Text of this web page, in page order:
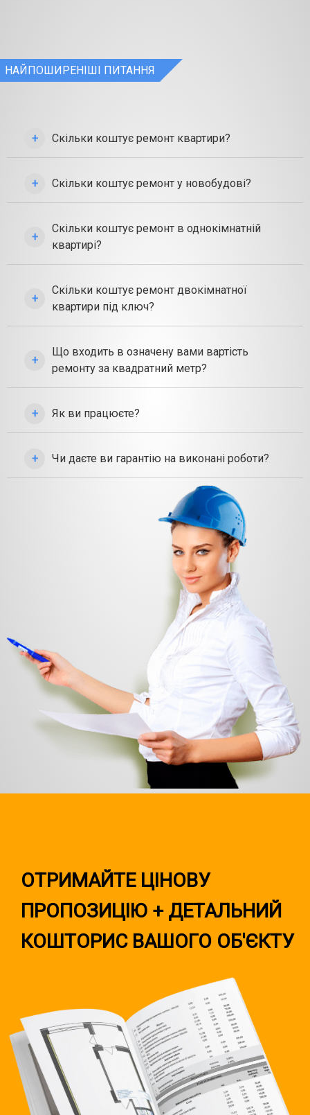
НАЙПОШИРЕНІШІ ПИТАННЯ
Скільки коштує ремонт квартири?
Скільки коштує ремонт у новобудові?
Скільки коштує ремонт в однокімнатній
квартирі?
Скільки коштує ремонт двокімнатної
квартири під ключ?
Що входить в означену вами вартість
ремонту за квадратний метр?
Як ви працюєте?
Чи даєте ви гарантію на виконані роботи?
ОТРИМАЙТЕ ЦІНОВУ
ПРОПОЗИЦІЮ + ДЕТАЛЬНИЙ
КОШТОРИС ВАШОГО ОБ'ЄКТУ